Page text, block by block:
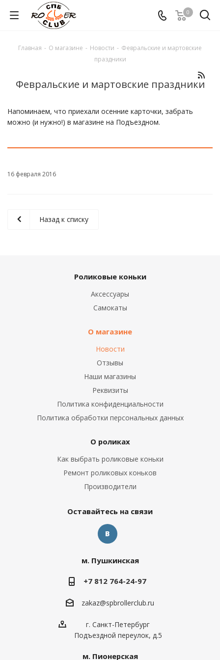
0
Главная - О магазине - Новости - Февральские и мартовские
праздники
Февральские и мартовские праздники
Напоминаем, что приехали осенние карточки, забрать
можно (и нужно!) в магазине на Подъездном.
16 февраля 2016
Назад к списку
Роликовые коньки
Аксессуары
Самокаты
О магазине
Новости
Отзывы
Наши магазины
Реквизиты
Политика конфиденциальности
Политика обработки персональных данных
О роликах
Как выбрать роликовые коньки
Ремонт роликовых коньков
Производители
Оставайтесь на связи
м. Пушкинская
+7 812 764-24-97
zakaz@spbrollerclub.ru
г. Санкт-Петербург
Подъездной переулок, д.5
м. Пионерская